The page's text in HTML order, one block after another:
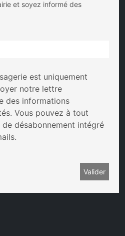
et soyez informé des
est uniquement
notre lettre
des informations
Vous pouvez à tout
désabonnement intégré